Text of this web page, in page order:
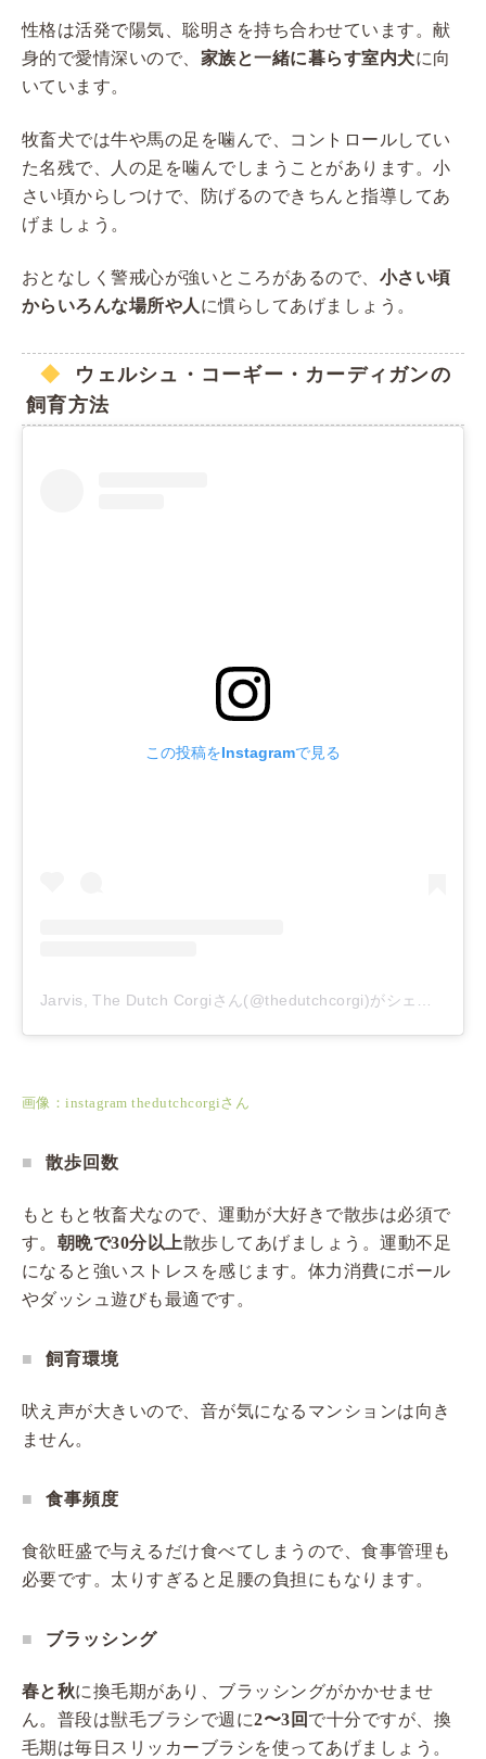
性格は活発で陽気、聡明さを持ち合わせています。献
身的で愛情深いので、 家族と一緒に暮らす室内犬に向
いています。
牧畜犬では牛や馬の足を噛んで、コントロールしてい
た名残で、人の足を噛んでしまうことがあります。小
さい頃からしつけで、防げるのできちんと指導してあ
げましょう。
おとなしく警戒心が強いところがあるので、 小さい頃
からいろんな場所や人 に慣らしてあげましょう。
ウェルシュ・コーギー・カーディガンの
飼育方法
この投稿をInstagramで見る
Jarvis, The Dutch Corgiさん(@thedutchcorgi)がシェアした投稿
画像：instagram thedutchcorgiさん
散歩回数
もともと牧畜犬なので、運動が大好きで散歩は必須で
す。 朝晩で30分以上散歩してあげましょう。運動不足
になると強いストレスを感じます。体力消費にボール
やダッシュ遊びも最適です。
飼育環境
吠え声が大きいので、音が気になるマンションは向き
ません。
食事頻度
食欲旺盛で与えるだけ食べてしまうので、食事管理も
必要です。太りすぎると足腰の負担にもなります。
ブラッシング
春と秋に換毛期があり、ブラッシングがかかせませ
ん。普段は獣毛ブラシで週に2〜3回 で十分ですが、換
毛期は毎日スリッカーブラシを使ってあげましょう。